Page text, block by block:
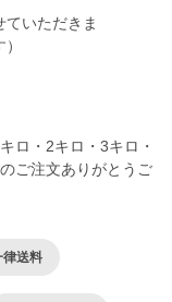
ていただきま
ロ・2キロ・3キロ・
ご注文ありがとうご
律送料